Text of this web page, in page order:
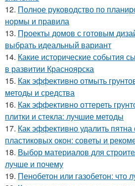
12. Полное руководство по
нормы и правила
13. Проекты домов с готовым
выбрать идеальный вариант
14. Какие исторические события
в развитии Красноярска
15. Как эффективно отмыть
методы и средства
16. Как эффективно оттереть
плитки и стекла: лучшие методы
17. Как эффективно удалить пятна
пластиковых окон: советы и
18. Выбор материалов для
лучше и почему
19. Пенобетон или газобетон: что